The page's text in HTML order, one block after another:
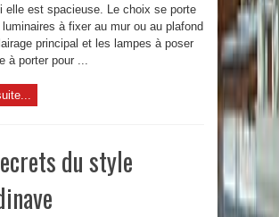
elle est spacieuse. Le choix se porte
à fixer au mur ou au plafond
principal et les lampes à poser
à porter pour ...
du style